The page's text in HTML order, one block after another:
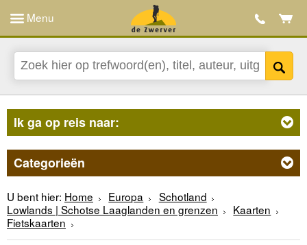
Menu
Ik ga op reis naar:
Categorieën
U bent hier: Home Europa
Schotland
Lowlands | Schotse Laaglanden en grenzen
Kaarten
Fietskaarten